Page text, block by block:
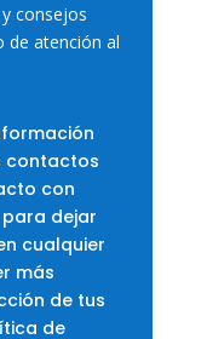
consejos
de atención al
contactos
con
dejar
cualquier
más
de tus
de